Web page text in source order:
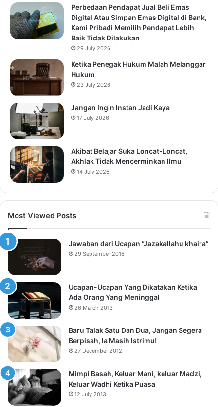
Perbedaan Pendapat Jual Beli Emas
Digital Atau Simpan Emas Digital di Bank,
Kami Pribadi Memilih Pendapat Lebih
Baik Tidak Dilakukan
29 July 2026
Ketika Penegak Hukum Malah Melanggar
Hukum
23 July 2026
Jangan Ingin Instan Jadi Kaya
17 July 2026
Akibat Belajar Suka Loncat-Loncat,
Akhlak Tidak Mencerminkan Ilmu
14 July 2026
Most Viewed Posts
Jawaban dari Ucapan “Jazakallahu khaira”
29 September 2016
Ucapan-Ucapan Yang Dikatakan Ketika
Ada Orang Yang Meninggal
26 March 2013
Baru Talak Satu Dan Dua, Jangan Segera
Berpisah, Ia Masih Istrimu!
27 December 2012
Mimpi Basah, Keluar Mani, keluar Madzi,
Keluar Wadhi Ketika Puasa
12 July 2013